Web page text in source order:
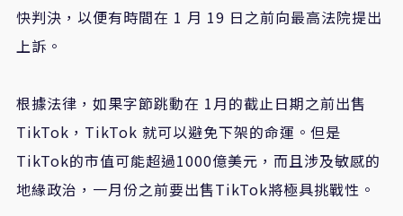
快判決，以便有時間在 1 月 19 日之前向最高法院提出
上訴。
根據法律，如果字節跳動在 1月的截止日期之前出售
TikTok，TikTok 就可以避免下架的命運。但是
TikTok的市值可能超過1000億美元，而且涉及敏感的
地緣政治，一月份之前要出售TikTok將極具挑戰性。